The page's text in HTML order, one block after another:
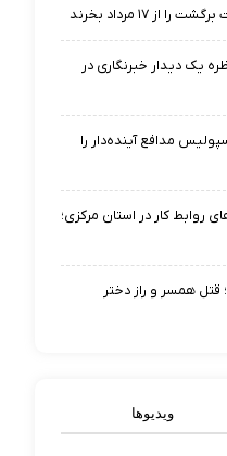
۱۷ مرداد بخرند
یک دیدار خبرنگاری در
مدافع آینده‌دار را
روابط کار در استان مرکزی؛
قتل همسر و راز دختر
ویدیوها